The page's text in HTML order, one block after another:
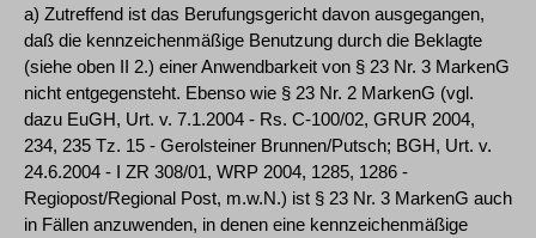
a) Zutreffend ist das Berufungsgericht davon ausgegangen,
daß die kennzeichenmäßige Benutzung durch die Beklagte
(siehe oben II 2.) einer Anwendbarkeit von § 23 Nr. 3 MarkenG
nicht entgegensteht. Ebenso wie § 23 Nr. 2 MarkenG (vgl.
dazu EuGH, Urt. v. 7.1.2004 - Rs. C-100/02, GRUR 2004,
234, 235 Tz. 15 - Gerolsteiner Brunnen/Putsch; BGH, Urt. v.
24.6.2004 - I ZR 308/01, WRP 2004, 1285, 1286 -
Regiopost/Regional Post, m.w.N.) ist § 23 Nr. 3 MarkenG auch
in Fällen anzuwenden, in denen eine kennzeichenmäßige